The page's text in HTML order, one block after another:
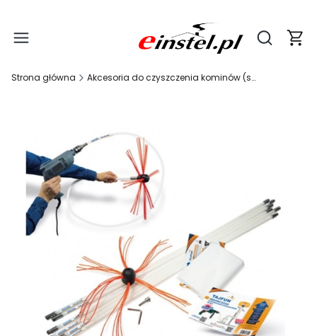
Otwórz
Strona główna Akcesoria do czyszczenia kominów (szczotki, wyciory, linki)